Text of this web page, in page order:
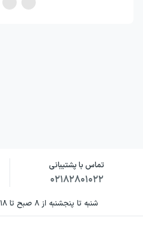
تماس با پشتیبانی
۰۲۱۸۲۸۰۱۰۲۲
شنبه تا پنجشنبه از ۸ صبح تا ۱۸ عصر بجز روزهای تعطیل